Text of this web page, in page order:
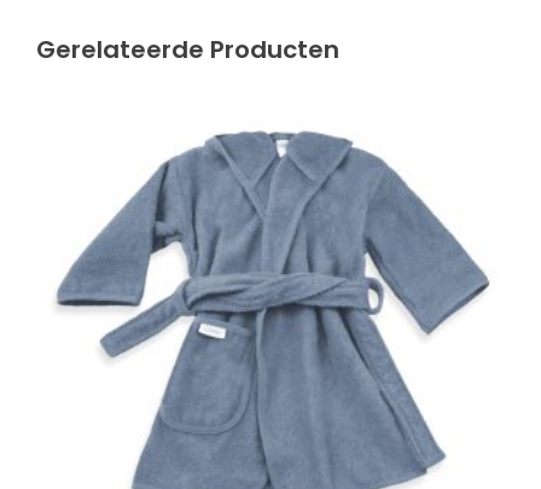
Gerelateerde Producten